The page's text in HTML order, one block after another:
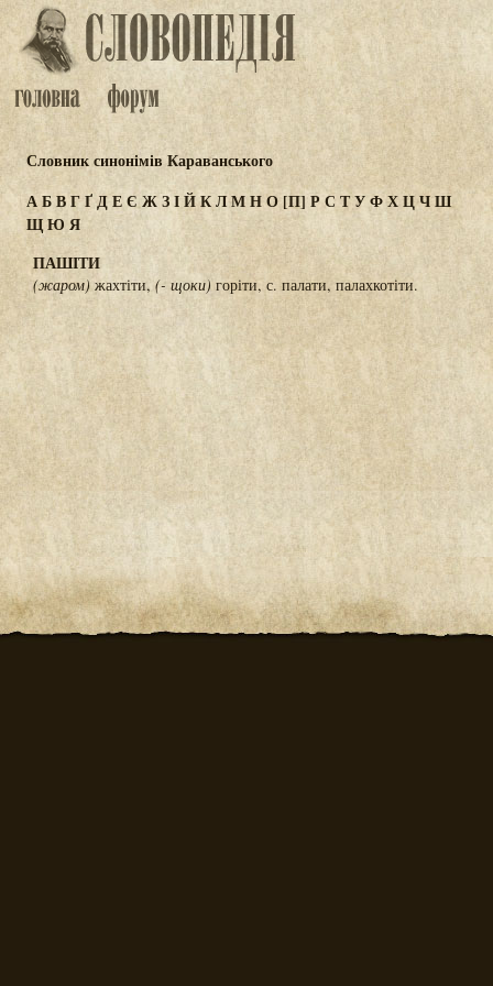
Словник синонімів Караванського
АБВГҐДЕЄ ЖЗІЙКЛМНО[П] Р С ТУФХЦЧШ
ЩЮ Я
ПАШІТИ
(жаром)жахтіти, (- щоки) горіти, с. палати, палахкотіти.